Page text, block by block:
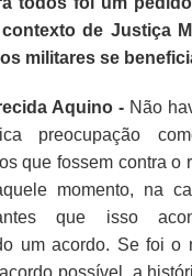
de Justiça
militares se
Aquino - Não
preocupação
que fossem contra o
momento, na
que isso
um acordo. Se foi o
possível, a